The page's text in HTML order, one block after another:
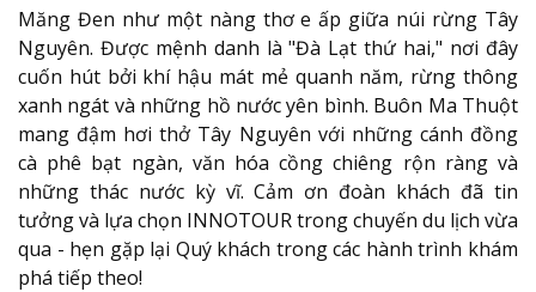
Măng Đen như một nàng thơ e ấp giữa núi rừng Tây
Nguyên. Được mệnh danh là "Đà Lạt thứ hai," nơi đây
cuốn hút bởi khí hậu mát mẻ quanh năm, rừng thông
xanh ngát và những hồ nước yên bình. Buôn Ma Thuột
mang đậm hơi thở Tây Nguyên với những cánh đồng
cà phê bạt ngàn, văn hóa cồng chiêng rộn ràng và
những thác nước kỳ vĩ. Cảm ơn đoàn khách đã tin
tưởng và lựa chọn INNOTOUR trong chuyến du lịch vừa
qua - hẹn gặp lại Quý khách trong các hành trình khám
phá tiếp theo!